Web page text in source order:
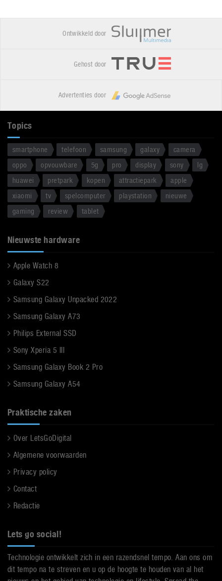
Ontwikkeld door
Gehost door
Advertenties door
Topics
smartphone telefoon samsung galaxy
camera
oppo
opvouwbare 5g pro display sony
lg
huawei
pretpark kopen attractiepark
apple
xiaomi
tv spelcomputer playstation
nieuwe
gaming
review tablet
Nieuwste hardware
Apple Watch 8
Galaxy S22
Samsung Galaxy Unpacked 2022
Samsung Galaxy A73
Philips External SSD
Sony Xperia 5 III
Samsung Galaxy Book 2 Pro
Samsung Galaxy A54
Praktische zaken
Over LetsGoDigital
Algemene voorwaarden
Privacy policy
Contact
Redactie
Lets go social!
Technologie ontwikkelt zich in een razendsnel tempo. Aan ons om
dit tempo na te streven en u op de hoogte te houden van al het